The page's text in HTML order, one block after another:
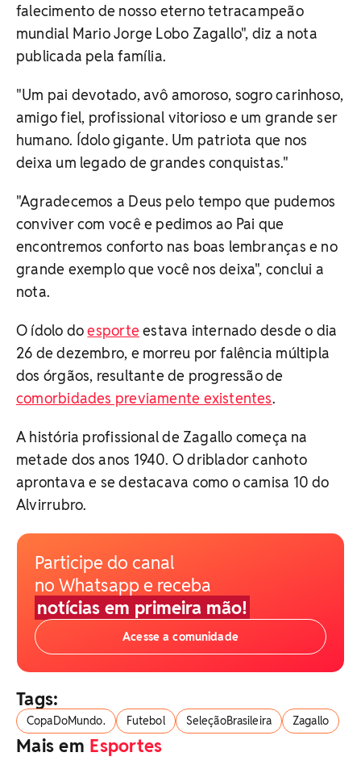
falecimento de nosso eterno tetracampeão
mundial Mario Jorge Lobo Zagallo", diz a nota
publicada pela família.
"Um pai devotado, avô amoroso, sogro carinhoso,
amigo fiel, profissional vitorioso e um grande ser
humano. Ídolo gigante. Um patriota que nos
deixa um legado de grandes conquistas."
"Agradecemos a Deus pelo tempo que pudemos
conviver com você e pedimos ao Pai que
encontremos conforto nas boas lembranças e no
grande exemplo que você nos deixa", conclui a
nota.
O ídolo doesporte estava internado desde o dia
26 de dezembro, e morreu por falência múltipla
dos órgãos, resultante de progressão de
comorbidades previamente existentes.
A história profissional de Zagallo começa na
metade dos anos 1940. O driblador canhoto
aprontava e se destacava como o camisa 10 do
Alvirrubro.
Participe do canal
no Whatsapp e receba
notícias em primeira mão!
Acesse a comunidade
Tags:
CopaDoMundo. Futebol SeleçãoBrasileira Zagallo
Mais em Esportes